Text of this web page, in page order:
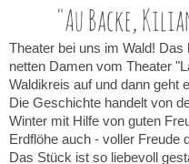
"Au Backe,
Theater bei uns im Wald!
netten Damen vom Theater
Waldikreis auf und dann geht
Die Geschichte handelt von
Winter mit Hilfe von guten
Erdflöhe auch - voller Freude
Das Stück ist so liebevoll